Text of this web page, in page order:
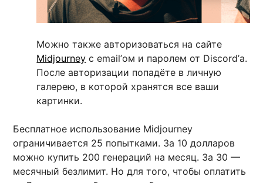
Можно также авторизоваться на сайте
Midjourney с email’ом и паролем от Discord’а.
После авторизации попадёте в личную
галерею, в которой хранятся все ваши
картинки.
Бесплатное использование Midjourney
ограничивается 25 попытками. За 10 долларов
можно купить 200 генераций на месяц. За 30 —
месячный безлимит. Но для того, чтобы оплатить